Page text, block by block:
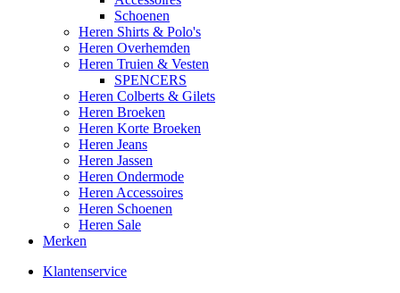
Schoenen
Heren Shirts & Polo's
Heren Overhemden
Heren Truien & Vesten
SPENCERS
Heren Colberts & Gilets
Heren Broeken
Heren Korte Broeken
Heren Jeans
Heren Jassen
Heren Ondermode
Heren Accessoires
Heren Schoenen
Heren Sale
Merken
Klantenservice